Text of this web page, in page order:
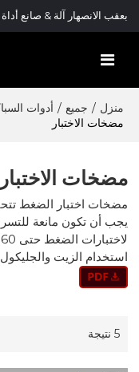
بعقب الانصهار آلة & صانع أداة
منزل / جميع / أدوات
مضخات الاختبار
مضخات الاختبار
مضخات اختبار الضغط
يجب أن تكون مانعة
استخدام الزيت والجليكول
5 نتيجة